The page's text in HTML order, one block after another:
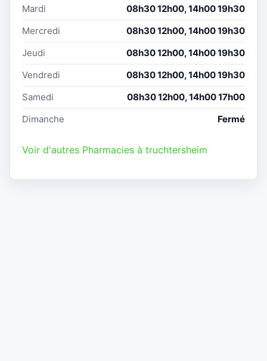
Mardi
08h30 12h00, 14h00 19h30
Mercredi
08h30 12h00, 14h00 19h30
Jeudi
08h30 12h00, 14h00 19h30
Vendredi
08h30 12h00, 14h00 19h30
Samedi
08h30 12h00, 14h00 17h00
Dimanche
Fermé
Voir d'autres Pharmacies à truchtersheim